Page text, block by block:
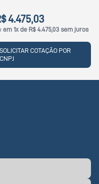
R$ 4.592,69
ou em 1x de R$ 4.592,69 sem juros
SOLICITAR COTAÇÃO POR
CNPJ